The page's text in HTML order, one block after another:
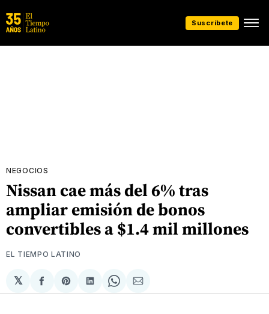
Suscríbete
NEGOCIOS
Nissan cae más del 6% tras
ampliar emisión de bonos
convertibles a $1.4 mil millones
EL TIEMPO LATINO
𝕏
Compartir
en
Share
on
Compartir
en
Share
on
Compartir
via